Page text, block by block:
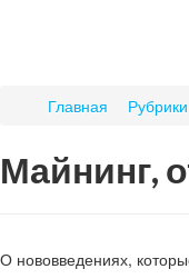
Главная Рубрики
Майнинг,
О нововведениях,